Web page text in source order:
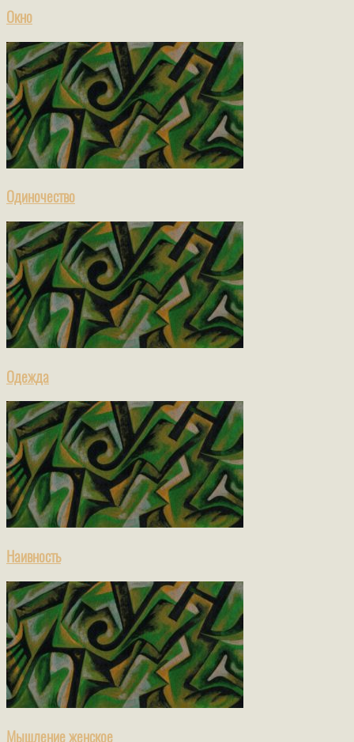
Окно
Одиночество
Одежда
Наивность
Мышление женское